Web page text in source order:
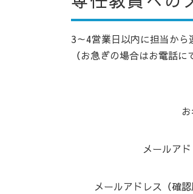
3～4営業日以内に担当か
（お急ぎの場合はお電話に
メールア
メールアドレス（確認